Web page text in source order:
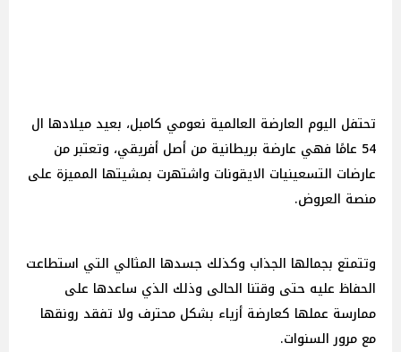
تحتفل اليوم العارضة العالمية نعومي كامبل، بعيد ميلادها ال
54 عامًا فهي عارضة بريطانية من أصل أفريقي، وتعتبر من
عارضات التسعينيات الايقونات واشتهرت بمشيتها المميزة على
منصة العروض.
وتتمتع بجمالها الجذاب وكذلك جسدها المثالي التي استطاعت
الحفاظ عليه حتى وقتنا الحالى وذلك الذي ساعدها على
ممارسة عملها كعارضة أزياء بشكل محترف ولا تفقد رونقها
مع مرور السنوات.